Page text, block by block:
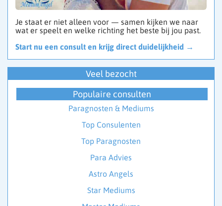
Je staat er niet alleen voor — samen kijken we naar
wat er speelt en welke richting het beste bij jou past.
Start nu een consult en krijg direct duidelijkheid →
Veel bezocht
Populaire consulten
Paragnosten & Mediums
Top Consulenten
Top Paragnosten
Para Advies
Astro Angels
Star Mediums